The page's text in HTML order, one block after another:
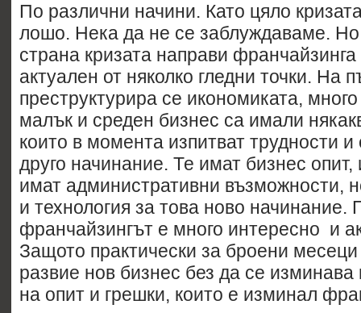
По различни начини. Като цяло
лошо. Нека да не се заблуждаваме. Но
страна кризата направи
актуален от няколко гледни точки. На
преструктурира се икономиката,
малък и среден бизнес са имали
които в момента изпитват трудности
друго начинание. Те имат бизнес опит,
имат административни възможности,
и технология за това ново начинание.
франчайзингът е много интересно и
Защото практически за броени
развие нов бизнес без да се изминава
на опит и грешки, които е изминал